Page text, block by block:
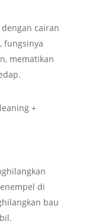
cairan
fungsinya
mematikan
+
di
bau